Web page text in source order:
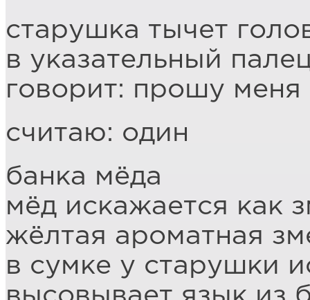
старушка тычет
в указательный
говорит: прошу меня
считаю: один
банка мёда
мёд искажается как
жёлтая ароматная
в сумке у старушки